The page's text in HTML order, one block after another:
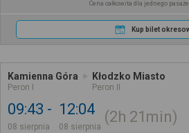
Cena całkowita dla jednego
Kup bilet
Kamienna Góra
Peron I
Kłodzko Miasto
Peron II
09:43
08 sierpnia
12:04
08 sierpnia
2h 21min